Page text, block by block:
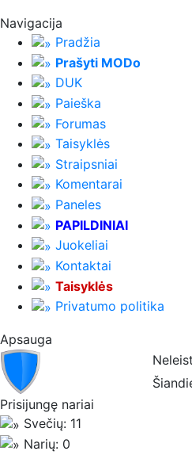
Navigacija
Pradžia
Prašyti MODo
DUK
Paieška
Forumas
Taisyklės
Straipsniai
Komentarai
Paneles
PAPILDINIAI
Juokeliai
Kontaktai
Taisyklės
Privatumo politika
Apsauga
Prisijungę nariai
Svečių: 11
Narių: 0